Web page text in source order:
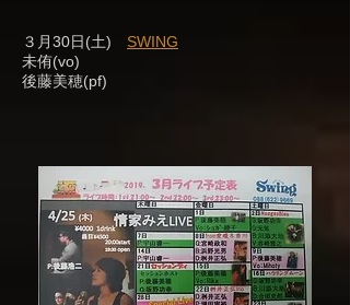
３月30日(土) SWING
未侑(vo)
後藤美穂(pf)